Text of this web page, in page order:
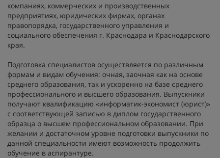
компаниях, коммерческих и производственных
предприятиях, юридических фирмах, органах
правопорядка, государственного управления и
социального обеспечения г. Краснодара и Краснодарского
края.
Подготовка специалистов осуществляется по различным
формам и видам обучения: очная, заочная как на основе
среднего образования, так и ускоренно на базе среднего
профессионального и высшего образования. Выпускники
получают квалификацию «информатик-экономист (юрист)»
с соответствующей записью в диплом государственного
образца о высшем профессиональном образовании. При
желании и достаточном уровне подготовки выпускники по
данной специальности имеют возможность продолжить
обучение в аспирантуре.